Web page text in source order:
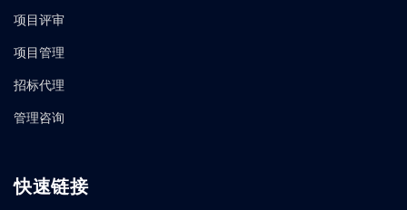
项目评审
项目管理
招标代理
管理咨询
快速链接